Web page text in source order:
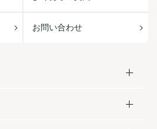
お問い合わせ